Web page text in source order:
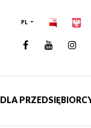
PL
Facebook
DLA